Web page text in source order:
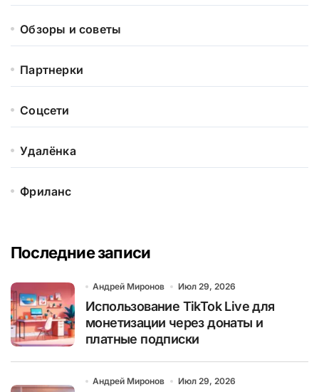
Обзоры и советы
Партнерки
Соцсети
Удалёнка
Фриланс
Последние записи
Андрей Миронов Июл 29, 2026
Использование TikTok Live для
монетизации через донаты и
платные подписки
Андрей Миронов Июл 29, 2026